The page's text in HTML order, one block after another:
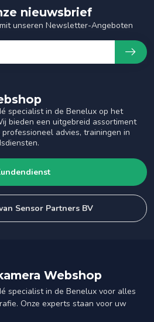
specialist in de Benelux op het
bieden een uitgebreid assortiment
advies, trainingen in
Sensor Partners BV
nieuwsbrief
unseren Newsletter-Angeboten
Webshop
specialist in de Benelux voor alles
Onze experts staan voor uw